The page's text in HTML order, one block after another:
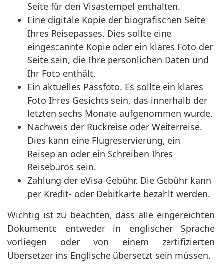
Seite für den Visastempel enthalten.
Eine digitale Kopie der biografischen Seite
Ihres Reisepasses. Dies sollte eine
eingescannte Kopie oder ein klares Foto der
Seite sein, die Ihre persönlichen Daten und
Ihr Foto enthält.
Ein aktuelles Passfoto. Es sollte ein klares
Foto Ihres Gesichts sein, das innerhalb der
letzten sechs Monate aufgenommen wurde.
Nachweis der Rückreise oder Weiterreise.
Dies kann eine Flugreservierung, ein
Reiseplan oder ein Schreiben Ihres
Reisebüros sein.
Zahlung der eVisa-Gebühr. Die Gebühr kann
per Kredit- oder Debitkarte bezahlt werden.
Wichtig ist zu beachten, dass alle eingereichten
Dokumente entweder in englischer Sprache
vorliegen oder von einem zertifizierten
Übersetzer ins Englische übersetzt sein müssen.